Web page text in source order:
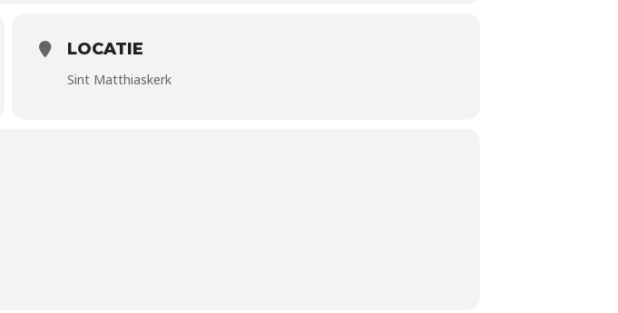
LOCATIE
Sint Matthiaskerk